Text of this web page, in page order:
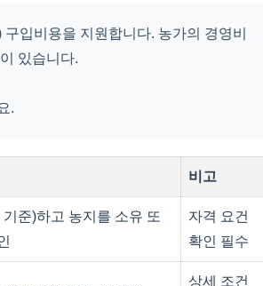
입비용을 지원합니다. 농가의 경영비
있습니다.
.
비고
준)하고 농지를 소유 또
자격 요건
확인 필수
상세 조건